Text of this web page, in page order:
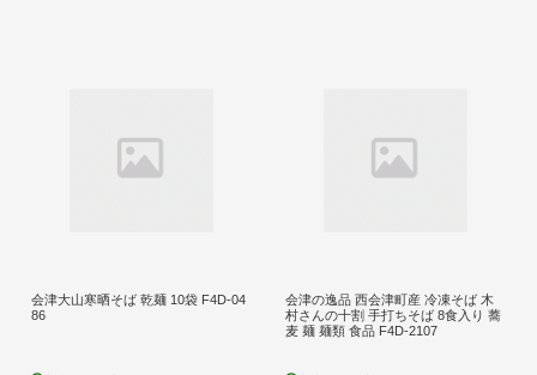
会津大山寒晒そば 乾麺 10袋 F4D-04
86
会津の逸品 西会津町産 冷凍そば 木
村さんの十割 手打ちそば 8食入り 蕎
麦 麺 麺類 食品 F4D-2107